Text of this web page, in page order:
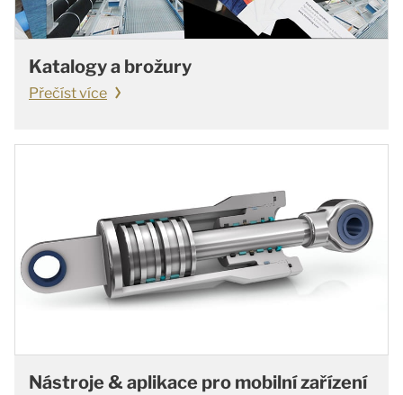
Katalogy a brožury
Přečíst více
Nástroje & aplikace pro mobilní zařízení